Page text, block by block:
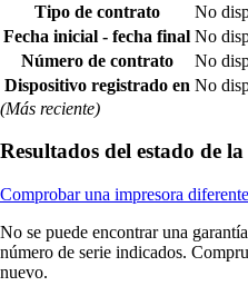
Tipo de contrato
No
Fecha inicial - fecha final No
Número de contrato
No
Dispositivo registrado en No
(Más reciente)
Resultados del estado de
Comprobar una impresora diferente
No se puede encontrar una
número de serie indicados.
nuevo.